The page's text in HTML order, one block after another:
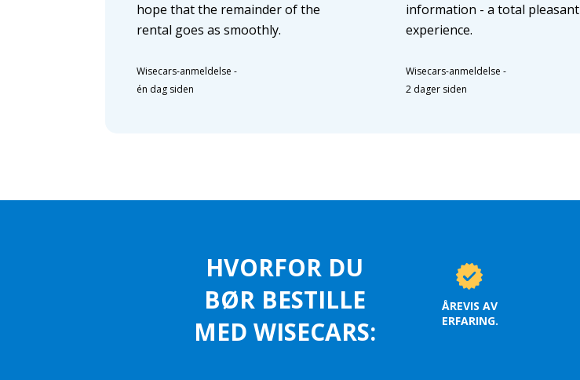
hope that the remainder of the
rental goes as smoothly.
Wisecars-anmeldelse -
én dag siden
information - a total pleasant
experience.
Wisecars-anmeldelse -
2 dager siden
HVORFOR DU
BØR BESTILLE
MED WISECARS:
ÅREVIS AV
ERFARING.